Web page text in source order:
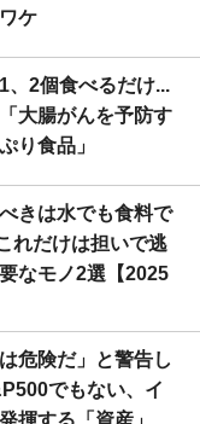
ケ
、2個食べるだけ...
大腸がんを予防す
り食品」
きは水でも食料で
れだけは担いで逃
なモノ2選【2025
危険だ」と警告し
でもない、イ